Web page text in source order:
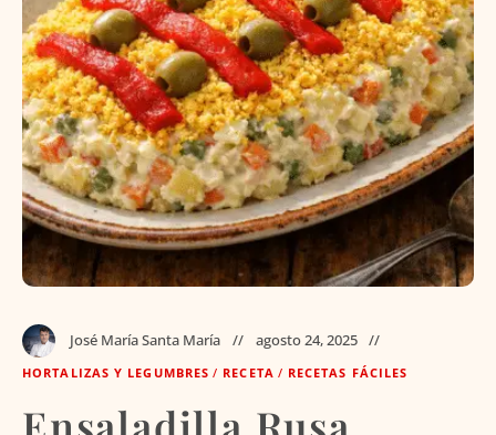
José María Santa María agosto 24, 2025
HORTALIZAS Y LEGUMBRES / RECETA / RECETAS FÁCILES